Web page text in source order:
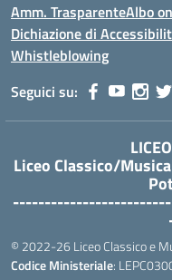
Amm. TrasparenteAlbo
Dichiazione di
Whistleblowing
Seguici su:
Liceo Classico/
© 2022-26 Liceo Classico e
Codice Ministeriale: